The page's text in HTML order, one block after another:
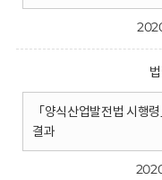
「양식산업발전법 시행
결과